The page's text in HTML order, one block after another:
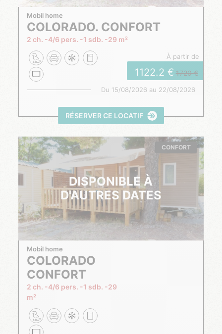
RÉSERVER CE LOCATIF
Mobil home
COLORADO. CONFORT
2 ch. 4/6 pers. 1 sdb. 29 m²
à partir de
1122.2 1720
Du 15/08/2026 au 22/08/2026
CONFORT
DISPONIBLE À
D'AUTRES DATES
Mobil home
COLORADO
CONFORT
2 ch. 4/6 pers. 1 sdb.
29
m²